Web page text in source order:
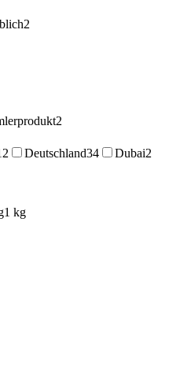
2
2
Deutschland34 Dubai2
1 kg